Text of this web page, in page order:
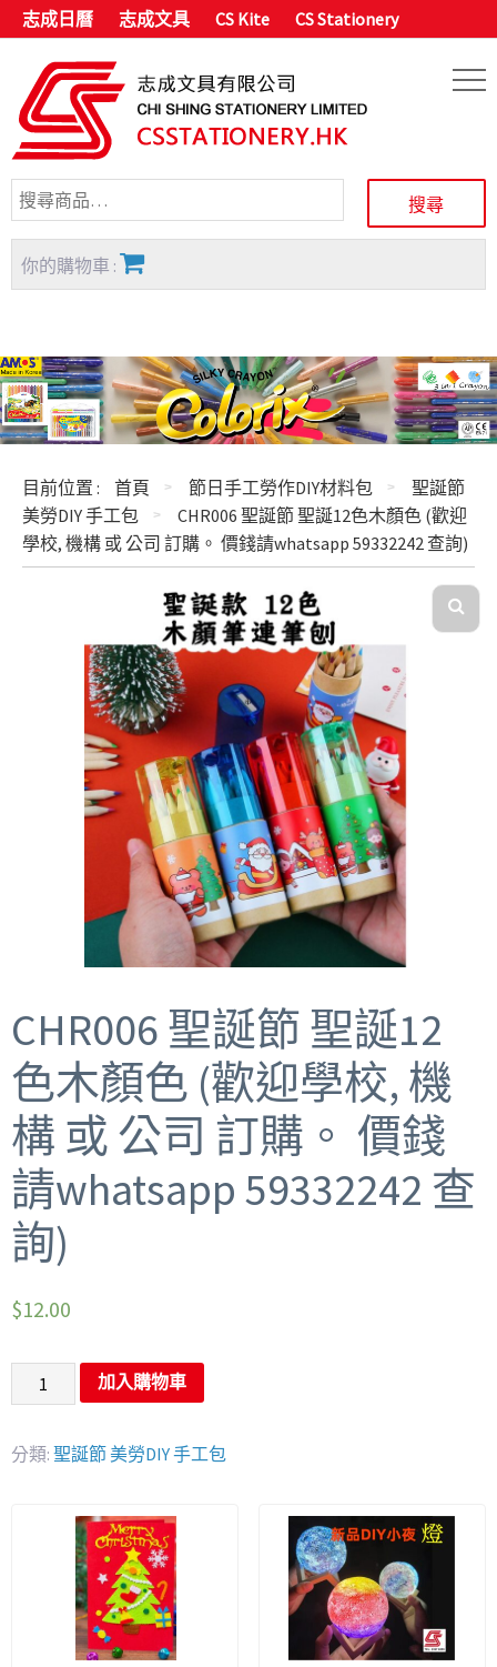
志成日曆 志成文具 CS Kite CS Stationery
你的購物車 :
目前位置 : 首頁 節日手工勞作DIY材料包
聖誕節
美勞DIY 手工包
CHR006 聖誕節 聖誕12色木顏色 (歡迎
學校, 機構 或 公司 訂購。 價錢請whatsapp 59332242 查詢)
CHR006 聖誕節 聖誕12
色木顏色 (歡迎學校, 機
構 或 公司 訂購。 價錢
請whatsapp 59332242 查
詢)
$12.00
加入購物車
分類: 聖誕節 美勞DIY 手工包